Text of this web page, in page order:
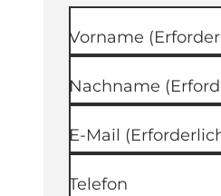
Vorname
Nachname
E-Mail
Telefon